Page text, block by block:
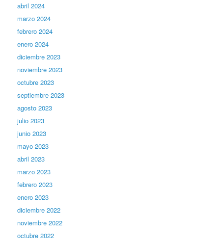
abril 2024
marzo 2024
febrero 2024
enero 2024
diciembre 2023
noviembre 2023
octubre 2023
septiembre 2023
agosto 2023
julio 2023
junio 2023
mayo 2023
abril 2023
marzo 2023
febrero 2023
enero 2023
diciembre 2022
noviembre 2022
octubre 2022